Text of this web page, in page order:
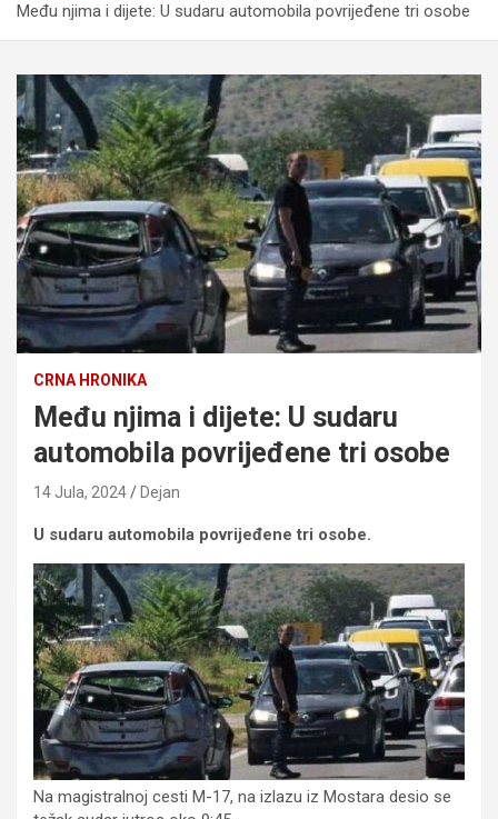
Među njima i dijete: U sudaru automobila povrijeđene tri osobe
CRNA HRONIKA
Među njima i dijete: U sudaru
automobila povrijeđene tri osobe
14 Jula, 2024 Dejan
U sudaru automobila povrijeđene tri osobe.
Na magistralnoj cesti M-17, na izlazu iz Mostara desio se